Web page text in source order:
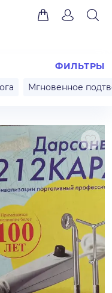
ФИЛЬТРЫ
Мгновенное